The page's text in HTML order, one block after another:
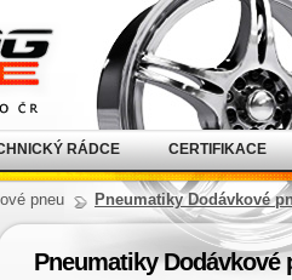
pneu Pneumatiky Dodávkové
Pneumatiky Dodávkové
RÁDCE CERTIFIKACE